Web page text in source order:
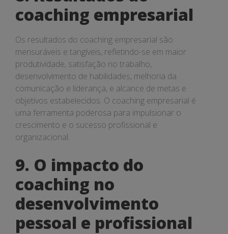
coaching empresarial
Os resultados do coaching empresarial são
mensuráveis e tangíveis, refletindo-se em maior
produtividade, satisfação no trabalho,
desenvolvimento de habilidades, melhoria da
comunicação e liderança, e alcance de metas e
objetivos estabelecidos. O coaching empresarial é
uma ferramenta poderosa para impulsionar o
crescimento e o sucesso profissional e
organizacional.
9. O impacto do
coaching no
desenvolvimento
pessoal e profissional